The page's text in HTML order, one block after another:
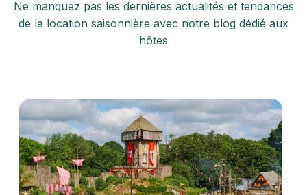
Ne manquez pas les dernières actualités et tendances
de la location saisonnière avec notre blog dédié aux
hôtes